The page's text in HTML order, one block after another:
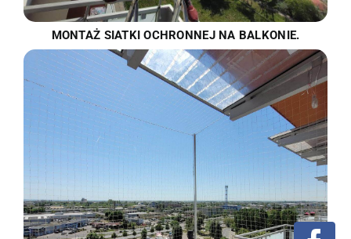
MONTAŻ SIATKI OCHRONNEJ NA BALKONIE.